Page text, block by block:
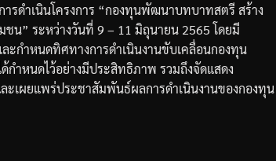
รดำเนินโครงการ “กองทุนพัฒนาบทบาทสตรี สร้าง
ชน” ระหว่างวันที่ 9 – 11 มิถุนายน 2565โดยมี
ละกำหนดทิศทางการดำเนินงานขับเคลื่อนกองทุน
กำหนดไว้อย่างมีประสิทธิภาพ รวมถึงจัดแสดง
เผยแพร่ประชาสัมพันธ์ผลการดำเนินงานของกองทุน